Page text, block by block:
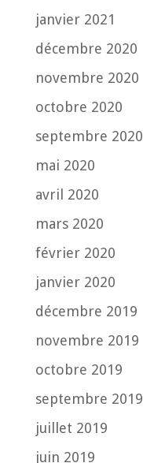
janvier 2021
décembre 2020
novembre 2020
octobre 2020
septembre 2020
mai 2020
avril 2020
mars 2020
février 2020
janvier 2020
décembre 2019
novembre 2019
octobre 2019
septembre 2019
juillet 2019
juin 2019